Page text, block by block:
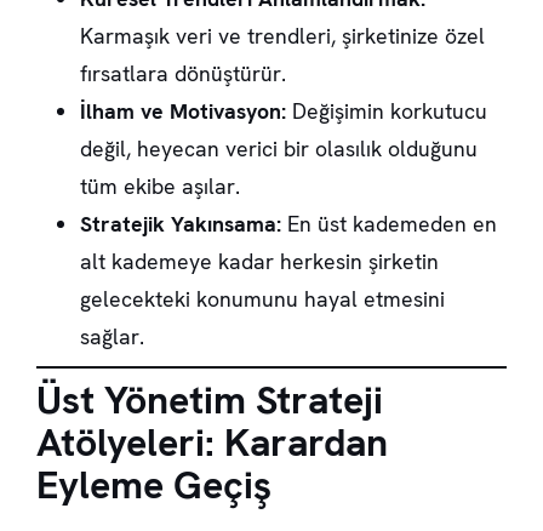
Karmaşık veri ve trendleri, şirketinize özel
fırsatlara dönüştürür.
İlham ve Motivasyon: Değişimin korkutucu
değil, heyecan verici bir olasılık olduğunu
tüm ekibe aşılar.
Stratejik Yakınsama: En üst kademeden en
alt kademeye kadar herkesin şirketin
gelecekteki konumunu hayal etmesini
sağlar.
Üst Yönetim Strateji
Atölyeleri: Karardan
Eyleme Geçiş